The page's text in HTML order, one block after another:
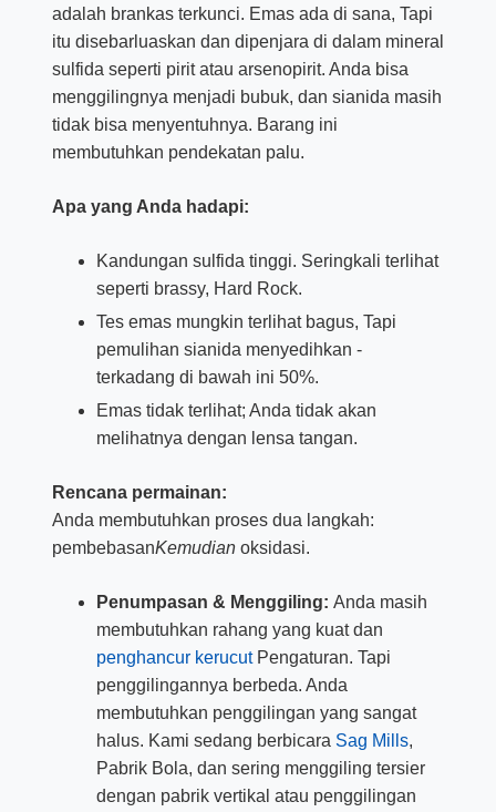
adalah brankas terkunci. Emas ada di sana, Tapi
itu disebarluaskan dan dipenjara di dalam mineral
sulfida seperti pirit atau arsenopirit. Anda bisa
menggilingnya menjadi bubuk, dan sianida masih
tidak bisa menyentuhnya. Barang ini
membutuhkan pendekatan palu.
Apa yang Anda hadapi:
Kandungan sulfida tinggi. Seringkali terlihat
seperti brassy, Hard Rock.
Tes emas mungkin terlihat bagus, Tapi
pemulihan sianida menyedihkan -
terkadang di bawah ini 50%.
Emas tidak terlihat; Anda tidak akan
melihatnya dengan lensa tangan.
Rencana permainan:
Anda membutuhkan proses dua langkah:
pembebasanKemudianoksidasi.
Penumpasan & Menggiling: Anda masih
membutuhkan rahang yang kuat dan
penghancur kerucutPengaturan. Tapi
penggilingannya berbeda. Anda
membutuhkan penggilingan yang sangat
halus. Kami sedang berbicara Sag Mills,
Pabrik Bola, dan sering menggiling tersier
dengan pabrik vertikal atau penggilingan